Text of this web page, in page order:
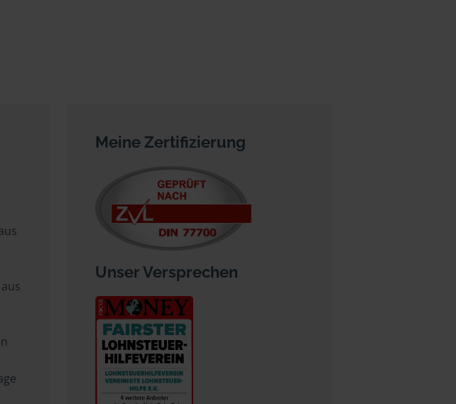
Meine Zertifizierung
Unser Versprechen